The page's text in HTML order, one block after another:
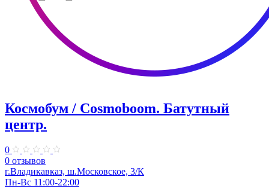
Космобум / Cosmoboom. ​Батутный
центр.
0
0 отзывов
г.Владикавказ, ш.Московское, 3/К
Пн-Вс 11:00-22:00